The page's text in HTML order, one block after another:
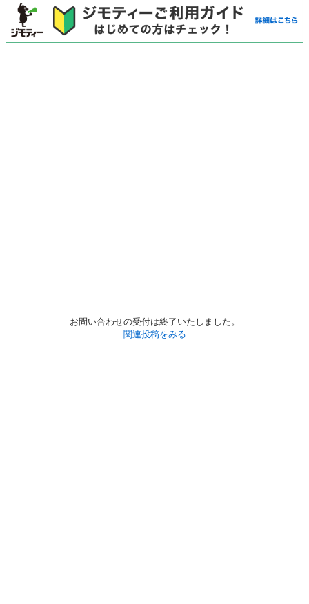
お問い合わせの受付は終了いたしました。
関連投稿をみる